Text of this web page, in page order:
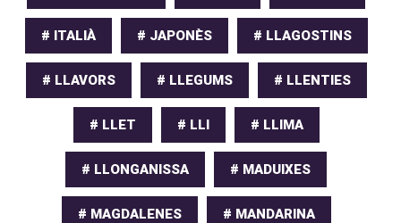
# ITALIÀ # JAPONÈS # LLAGOSTINS
# LLAVORS # LLEGUMS # LLENTIES
# LLET # LLI # LLIMA
# LLONGANISSA # MADUIXES
# MAGDALENES # MANDARINA